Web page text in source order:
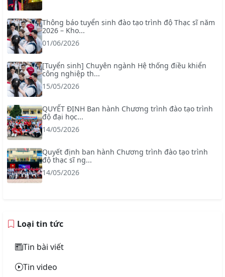
Thông báo tuyển sinh đào tạo trình độ Thạc sĩ năm
2026 – Kho...
01/06/2026
[Tuyển sinh] Chuyên ngành Hệ thống điều khiển
công nghiệp th...
15/05/2026
QUYẾT ĐỊNH Ban hành Chương trình đào tạo trình
độ đại học...
14/05/2026
Quyết định ban hành Chương trình đào tạo trình
độ thạc sĩ ng...
14/05/2026
Loại tin tức
Tin bài viết
Tin video